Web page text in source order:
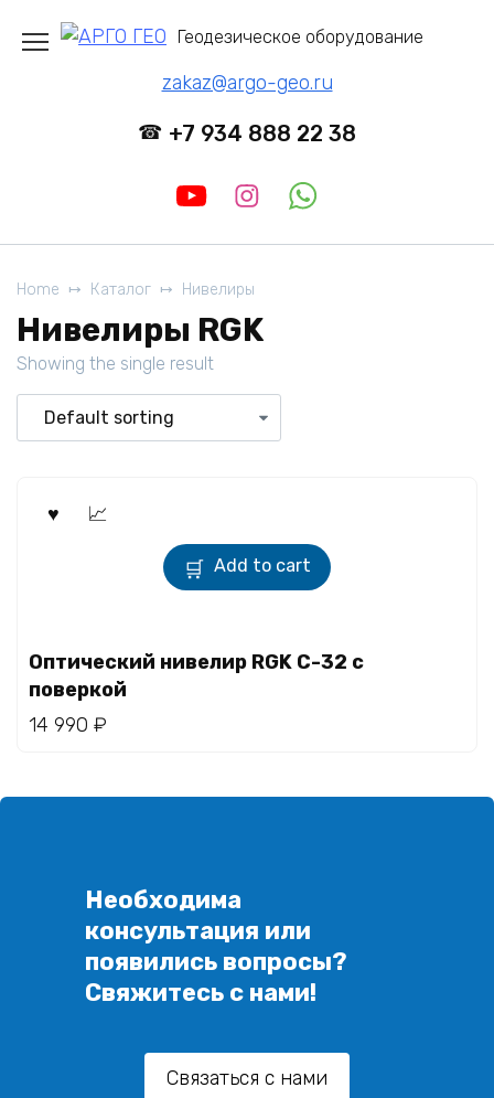
Геодезическое оборудование
zakaz@argo-geo.ru
+7 934 888 22 38
Home Каталог Нивелиры
Нивелиры RGK
Showing the single result
Add to cart
Оптический нивелир RGK C-32 с
поверкой
14 990 ₽
Необходима
консультация или
появились вопросы?
Свяжитесь с нами!
Связаться с нами